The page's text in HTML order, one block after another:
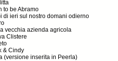
to be Abramo
di ieri sul nostro domani odierno
vecchia azienda agricola
Clistere
& Cindy
(versione inserita in Peerla)